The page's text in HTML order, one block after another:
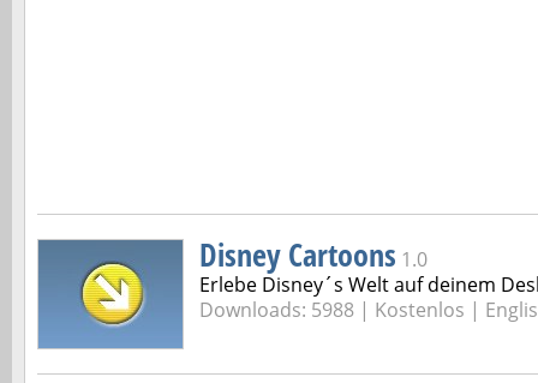
Disney Cartoons 1.0
Erlebe Disney´s Welt auf deinem
Downloads: 5988 | Kostenlos |